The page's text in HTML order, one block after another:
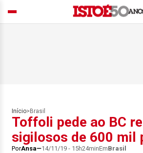
Início> Brasil
Toffoli pede ao BC
sigilosos de 600 mil
PorAnsa 14/11/19 - 15h24minEmBrasil